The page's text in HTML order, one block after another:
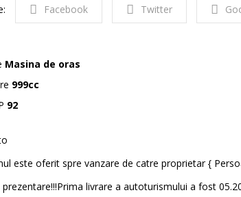
Facebook Twitter
Masina de oras
999cc
92
este oferit spre vanzare de catre proprietar {
livrare a autoturismului a fost